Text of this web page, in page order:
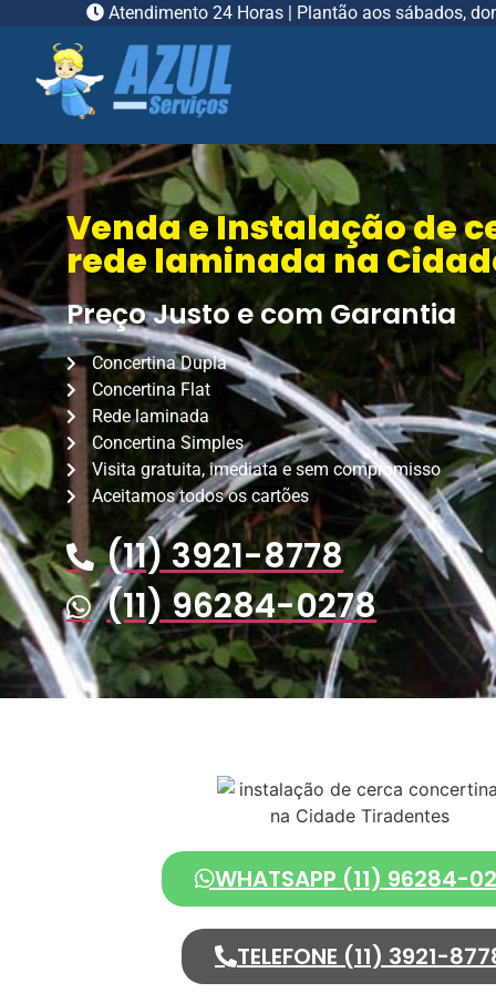
Atendimento 24 Horas | Plantão aos sábados,
Venda e Instalação de
rede laminada na
Preço Justo e com Garantia
Concertina Dupla
Concertina Flat
Rede laminada
Concertina Simples
Visita gratuita, imediata e sem compromisso
Aceitamos todos os cartões
(11) 3921-8778
(11) 96284-0278
WHATSAPP (11) 96284-
TELEFONE (11) 3921-